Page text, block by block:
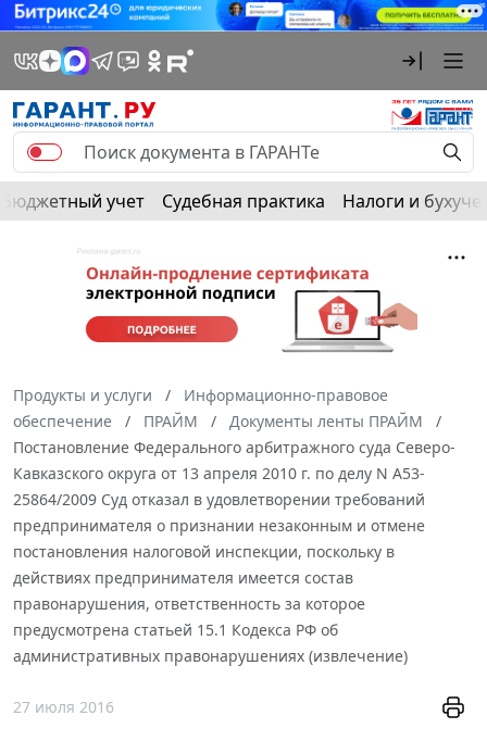
Бюджетный учет Судебная практика Налоги и
Продукты и услуги
Информационно-правовое
обеспечение
ПРАЙМ
Документы ленты ПРАЙМ
Постановление Федерального арбитражного суда Северо-
Кавказского округа от 13 апреля 2010 г. по делу N А53-
25864/2009 Суд отказал в удовлетворении требований
предпринимателя о признании незаконным и отмене
постановления налоговой инспекции, поскольку в
действиях предпринимателя имеется состав
правонарушения, ответственность за которое
предусмотрена статьей 15.1 Кодекса РФ об
административных правонарушениях (извлечение)
27 июля 2016